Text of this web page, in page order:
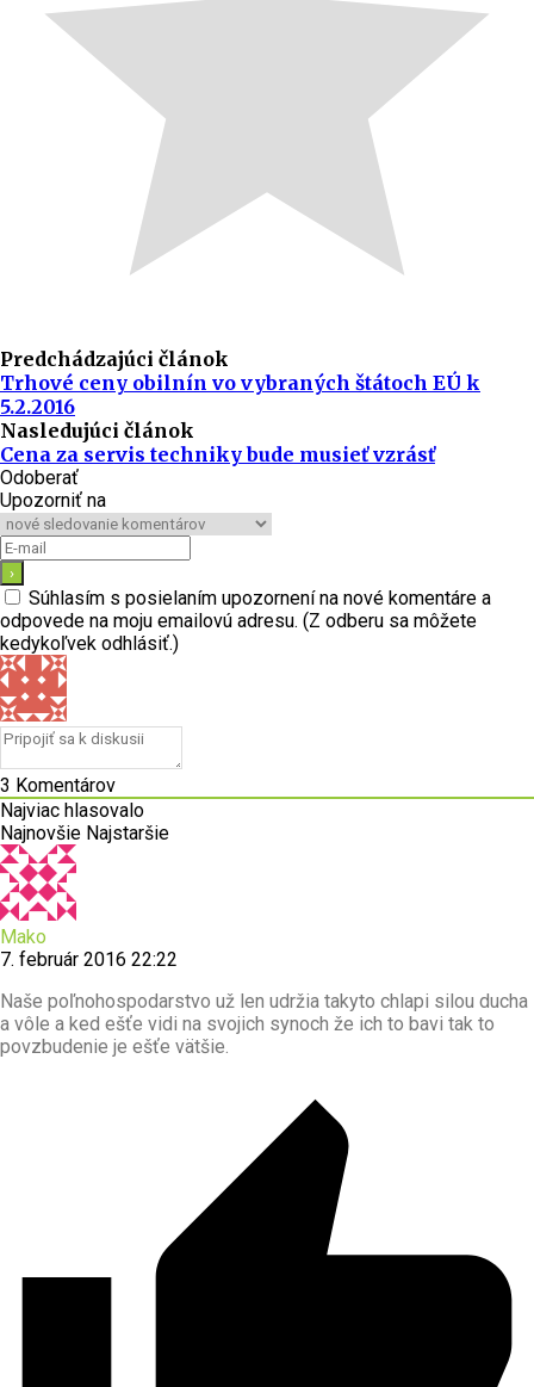
Predchádzajúci článok
Trhové ceny obilnín vo vybraných štátoch EÚ k
5.2.2016
Nasledujúci článok
Cena za servis techniky bude musieť vzrásť
Odoberať
Upozorniť na
Súhlasím s posielaním upozornení na nové komentáre a
odpovede na moju emailovú adresu. (Z odberu sa môžete
kedykoľvek odhlásiť.)
3 Komentárov
Najviac hlasovalo
Najnovšie Najstaršie
Mako
7. február 2016 22:22
Naše poľnohospodarstvo už len udržia takyto chlapi silou ducha
a vôle a ked ešťe vidi na svojich synoch že ich to bavi tak to
povzbudenie je ešťe vätšie.